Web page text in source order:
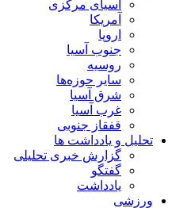
آسیای مرکزی
آمریکا
اروپا
جنوب آسیا
روسیه
سایر حوزه‌ها
شرق آسیا
غرب آسیا
قفقاز جنوبی
تحلیل و یادداشت ها
گزارش خبری تحلیلی
گفتگو
یادداشت
ورزشی